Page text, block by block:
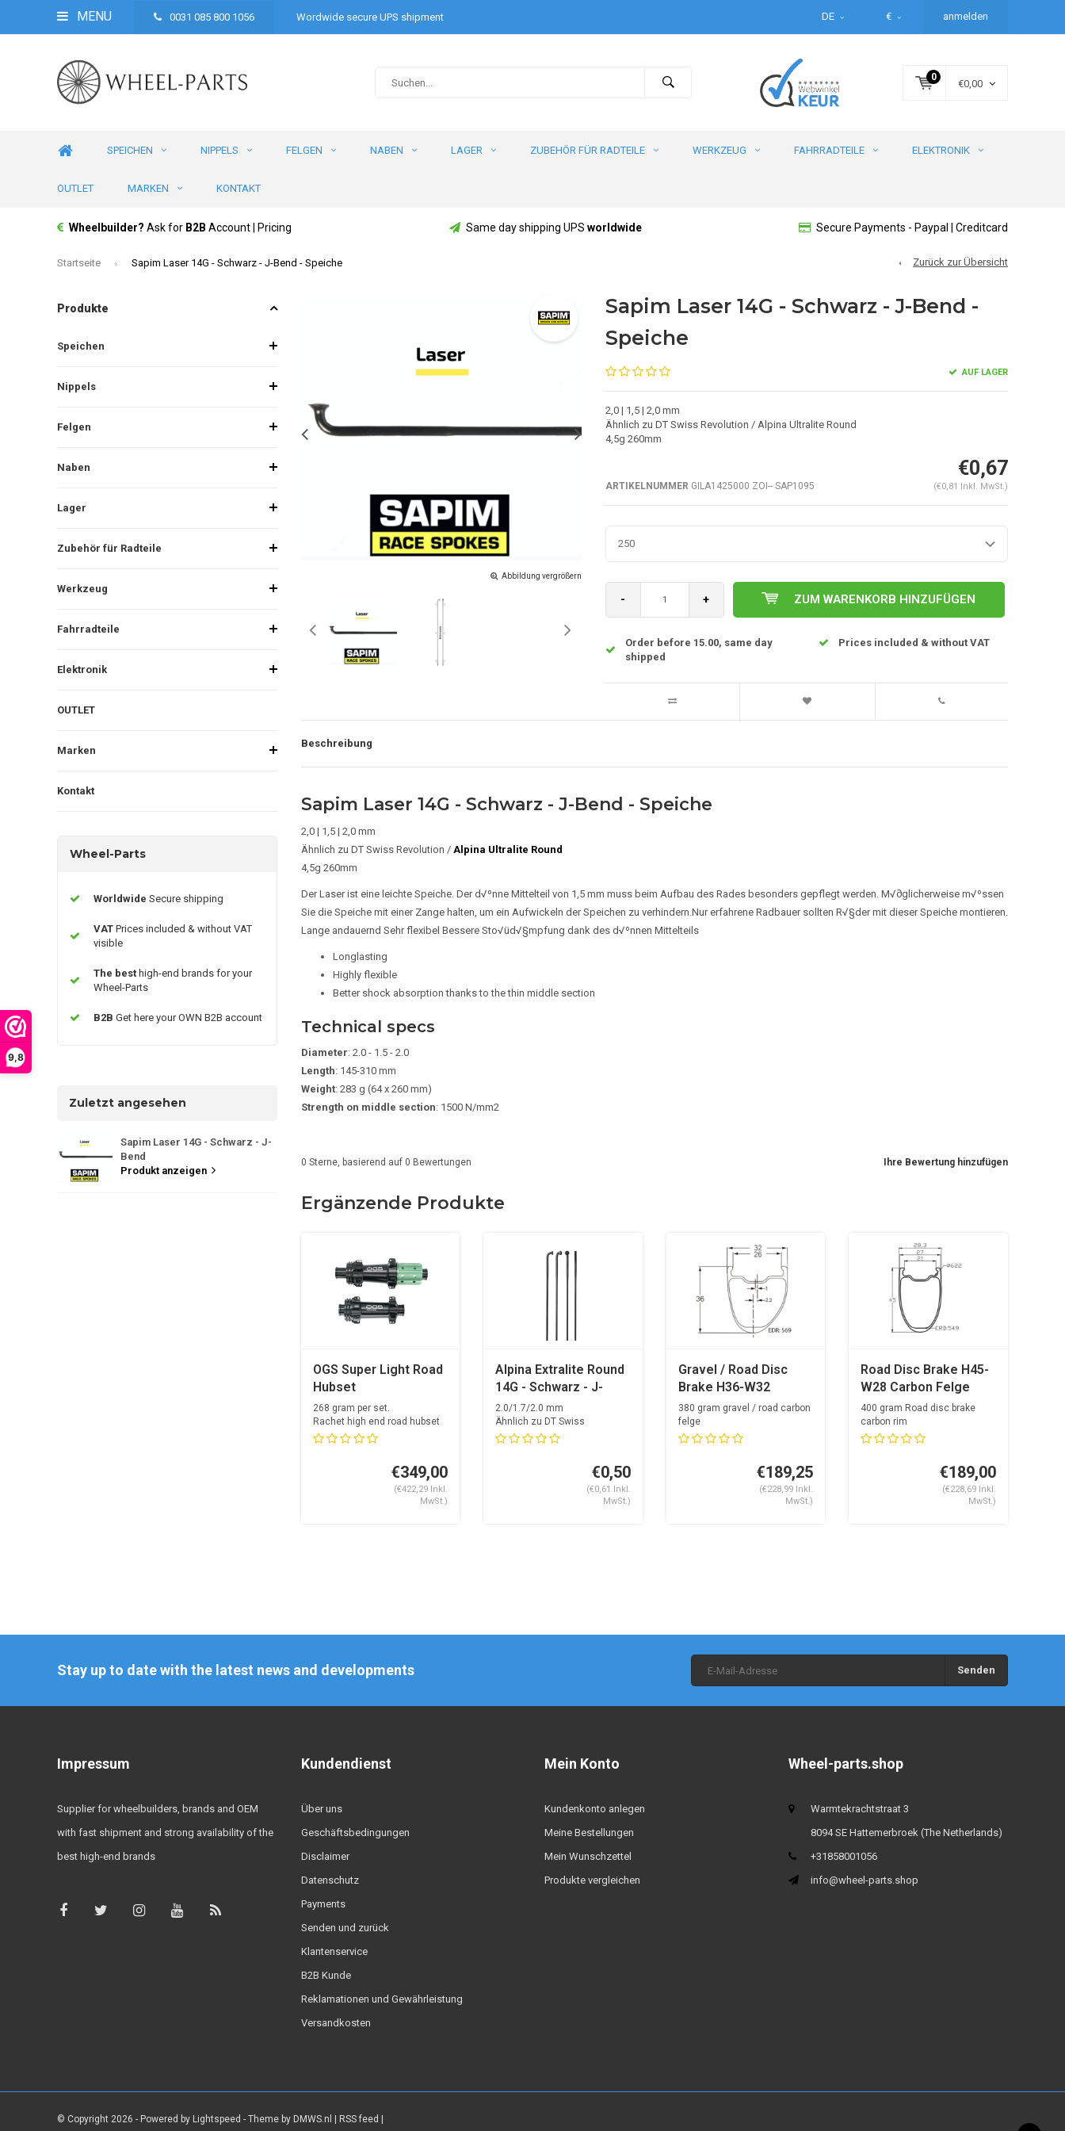
9,8
MENU 0031 085 800 1056 Wordwide secure UPS shipment DE € anmelden
0
€0,00
SPEICHEN NIPPELS FELGEN NABEN LAGER ZUBEHÖR FÜR RADTEILE WERKZEUG FAHRRADTEILE ELEKTRONIK
OUTLET MARKEN KONTAKT
Wheelbuilder? Ask for B2B Account | Pricing Same day shipping UPS worldwide Secure Payments - Paypal | Creditcard
Startseite Sapim Laser 14G - Schwarz - J-Bend - Speiche Zurück zur Übersicht
Produkte
Speichen
Nippels
Felgen
Naben
Lager
Zubehör für Radteile
Werkzeug
Fahrradteile
Elektronik
OUTLET
Marken
Kontakt
Wheel-Parts
Worldwide Secure shipping
VAT Prices included & without VAT
visible
The best high-end brands for your
Wheel-Parts
B2B Get here your OWN B2B account
Zuletzt angesehen
Sapim Laser 14G - Schwarz - J-
Bend
Produkt anzeigen
Abbildung vergrößern
Sapim Laser 14G - Schwarz - J-Bend -
Speiche
AUF LAGER
2,0 | 1,5 | 2,0 mm
Ähnlich zu DT Swiss Revolution / Alpina Ultralite Round
4,5g 260mm
ARTIKELNUMMER GILA1425000 ZOI-- SAP1095
€0,67
(€0,81 Inkl. MwSt.)
250
- + ZUM WARENKORB HINZUFÜGEN
Order before 15.00, same day
shipped
Prices included & without VAT
Beschreibung
Sapim Laser 14G - Schwarz - J-Bend - Speiche
2,0 | 1,5 | 2,0 mm
Ähnlich zu DT Swiss Revolution / Alpina Ultralite Round
4,5g 260mm
Der Laser ist eine leichte Speiche. Der d√ºnne Mittelteil von 1,5 mm muss beim Aufbau des Rades besonders gepflegt werden. M√∂glicherweise m√ºssen
Sie die Speiche mit einer Zange halten, um ein Aufwickeln der Speichen zu verhindern.Nur erfahrene Radbauer sollten R√§der mit dieser Speiche montieren.
Lange andauernd Sehr flexibel Bessere Sto√üd√§mpfung dank des d√ºnnen Mittelteils
Longlasting
Highly flexible
Better shock absorption thanks to the thin middle section
Technical specs
Diameter: 2.0 - 1.5 - 2.0
Length: 145-310 mm
Weight: 283 g (64 x 260 mm)
Strength on middle section: 1500 N/mm2
Ihre Bewertung hinzufügen
0 Sterne, basierend auf 0 Bewertungen
Ergänzende Produkte
OGS Super Light Road
Hubset
268 gram per set.
Rachet high end road hubset
€349,00
(€422,29 Inkl.
MwSt.)
Alpina Extralite Round
14G - Schwarz - J-
Bend
2.0/1.7/2.0 mm
Ähnlich zu DT Swiss
Competition Race / Sapi...
€0,50
(€0,61 Inkl.
MwSt.)
Gravel / Road Disc
Brake H36-W32
Carbon Felge
380 gram gravel / road carbon
felge
24 & 28 Speichenlöcher
€189,25
(€228,99 Inkl.
MwSt.)
Road Disc Brake H45-
W28 Carbon Felge
400 gram Road disc brake
carbon rim
24 spoke holes
€189,00
(€228,69 Inkl.
MwSt.)
Stay up to date with the latest news and developments Senden
Impressum
Supplier for wheelbuilders, brands and OEM
with fast shipment and strong availability of the
best high-end brands
Kundendienst
Über uns
Geschäftsbedingungen
Disclaimer
Datenschutz
Payments
Senden und zurück
Klantenservice
B2B Kunde
Reklamationen und Gewährleistung
Versandkosten
Mein Konto
Kundenkonto anlegen
Meine Bestellungen
Mein Wunschzettel
Produkte vergleichen
Wheel-parts.shop
Warmtekrachtstraat 3
8094 SE Hattemerbroek (The Netherlands)
+31858001056
info@wheel-parts.shop
© Copyright 2026 - Powered by Lightspeed - Theme by DMWS.nl RSS feed